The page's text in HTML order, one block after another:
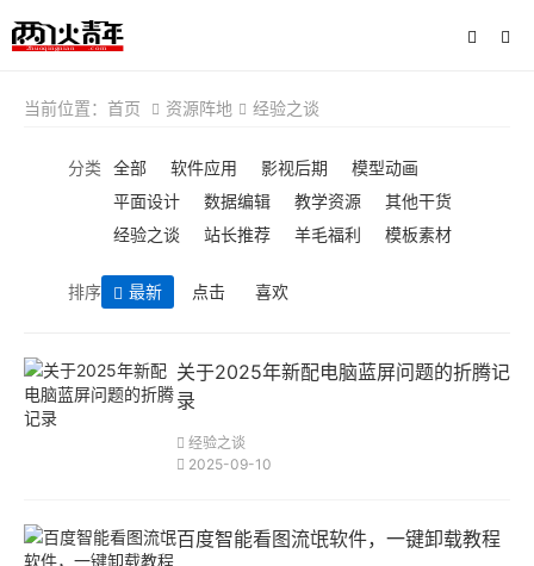
当前位置： 首页 资源阵地 经验之谈
分类 全部 软件应用 影视后期
模型动画
平面设计
数据编辑 教学资源
其他干货
经验之谈
站长推荐 羊毛福利 模板素材
排序 最新 点击 喜欢
关于2025年新配电脑蓝屏问题的折腾记
录
经验之谈
2025-09-10
百度智能看图流氓软件，一键卸载教程